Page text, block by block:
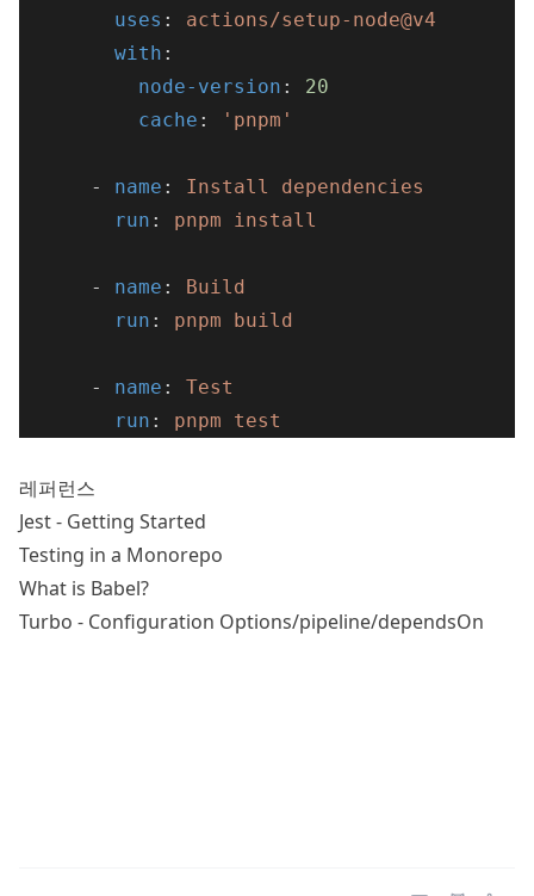
uses : actions/setup-node@v4
with :
node-version : 20
cache : 'pnpm'
      -
name : Install dependencies
run : pnpm install
      -
name : Build
run : pnpm build
      -
name : Test
run : pnpm test
레퍼런스
Jest - Getting Started
Testing in a Monorepo
What is Babel?
Turbo - Configuration Options/pipeline/dependsOn